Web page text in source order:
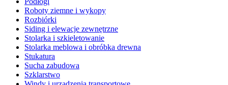
Roboty ziemne i wykopy
Rozbiórki
Siding i elewacje zewnętrzne
Stolarka i szkieletowanie
Stolarka meblowa i obróbka drewna
Stukatura
Sucha zabudowa
Szklarstwo